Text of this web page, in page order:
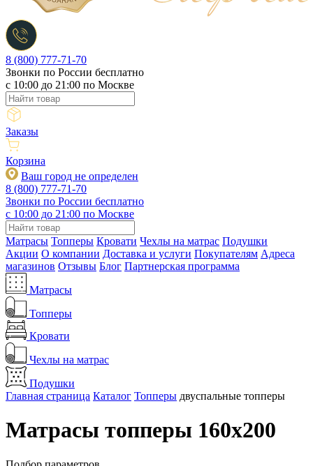
8 (800) 777-71-70
Звонки по России бесплатно
c 10:00 до 21:00 по Москве
Заказы
Корзина
Ваш город не определен
8 (800) 777-71-70
Звонки по России бесплатно
c 10:00 до 21:00 по Москве
Матрасы Топперы Кровати Чехлы на матрас Подушки
Акции О компании Доставка и услуги Покупателям Адреса
магазинов Отзывы Блог Партнерская программа
Матрасы
Топперы
Кровати
Чехлы на матрас
Подушки
Главная страница Каталог Топперы двуспальные топперы
Матрасы топперы 160x200